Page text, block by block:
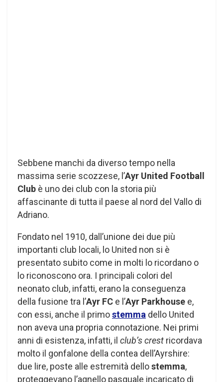
Sebbene manchi da diverso tempo nella
massima serie scozzese, l’Ayr United Football
Club è uno dei club con la storia più
affascinante di tutta il paese al nord del Vallo di
Adriano.
Fondato nel 1910, dall’unione dei due più
importanti club locali, lo United non si è
presentato subito come in molti lo ricordano o
lo riconoscono ora. I principali colori del
neonato club, infatti, erano la conseguenza
della fusione tra l’Ayr FC e l’Ayr Parkhouse e,
con essi, anche il primostemma dello United
non aveva una propria connotazione. Nei primi
anni di esistenza, infatti, il club’s crest ricordava
molto il gonfalone della contea dell’Ayrshire:
due lire, poste alle estremità dellostemma,
proteggevano l’agnello pasquale incaricato di